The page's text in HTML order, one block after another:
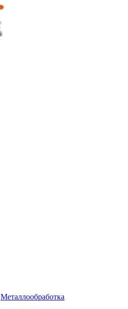
Металлообработка